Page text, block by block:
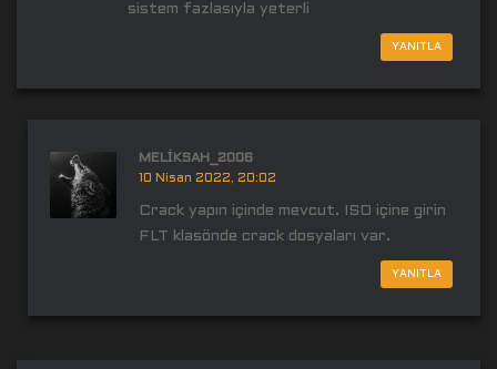
sistem fazlasıyla yeterli
YANITLA
MELIKSAH_2006
10 Nisan 2022, 20:02
Crack yapın içinde mevcut. ISO içine girin
FLT klasönde crack dosyaları var.
YANITLA